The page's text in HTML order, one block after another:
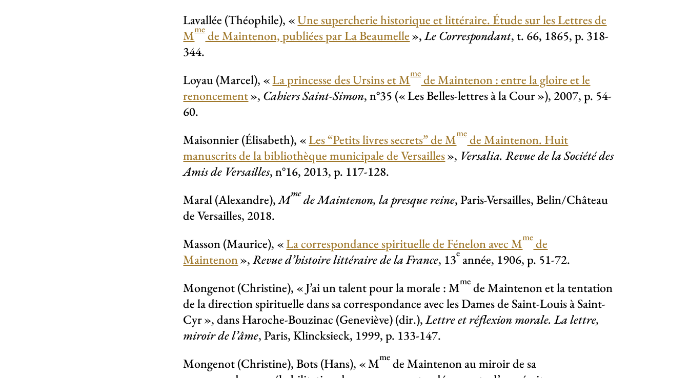
Lavallée (Théophile), «Une supercherie historique et littéraire. Étude sur les Lettres de
Mmede Maintenon, publiées par La Beaumelle»,Le Correspondant, t. 66, 1865, p. 318-
344.
Loyau (Marcel), «La princesse des Ursins et Mmede Maintenon : entre la gloire et le
renoncement», Cahiers Saint-Simon, n°35 («Les Belles-lettres à la Cour»), 2007, p. 54-
60.
Maisonnier (Élisabeth), «Les “Petits livres secrets” de Mmede Maintenon. Huit
manuscrits de la bibliothèque municipale de Versailles», Versalia. Revue de la Société des
Amis de Versailles, n°16, 2013, p. 117-128.
Maral (Alexandre),Mmede Maintenon, la presque reine, Paris-Versailles, Belin/Château
de Versailles, 2018.
Masson (Maurice), «La correspondance spirituelle de Fénelon avec Mmede
Maintenon»,Revue d’histoire littéraire de la France, 13eannée, 1906, p. 51-72.
Mongenot (Christine), «J’ai un talent pour la morale : Mme de Maintenon et la tentation
de la direction spirituelle dans sa correspondance avec les Dames de Saint-Louis à Saint-
Cyr», dans Haroche-Bouzinac (Geneviève) (dir.),Lettre et réflexion morale. La lettre,
miroir de l’âme, Paris, Klincksieck, 1999, p. 133-147.
Mongenot (Christine), Bots (Hans), «Mme de Maintenon au miroir de sa